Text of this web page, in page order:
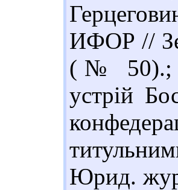
ИФОР //
(№ 50).;
устрій
Юрид.